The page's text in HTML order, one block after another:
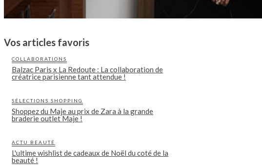
Vos articles favoris
COLLABORATIONS
Balzac Paris x La Redoute : La collaboration de
créatrice parisienne tant attendue !
SÉLECTIONS SHOPPING
Shoppez du Maje au prix de Zara à la grande
braderie outlet Maje !
ACTU BEAUTÉ
L'ultime wishlist de cadeaux de Noël du coté de la
beauté !